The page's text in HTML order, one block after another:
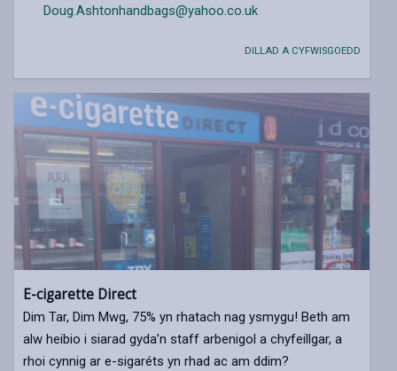
Doug.Ashtonhandbags@yahoo.co.uk
DILLAD A CYFWISGOEDD
E-cigarette Direct
Dim Tar, Dim Mwg, 75% yn rhatach nag ysmygu! Beth am
alw heibio i siarad gyda’n staff arbenigol a chyfeillgar, a
rhoi cynnig ar e-sigaréts yn rhad ac am ddim?